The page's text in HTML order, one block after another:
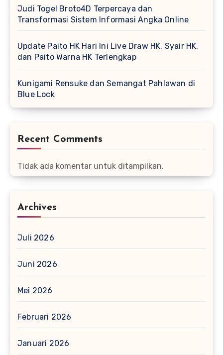
Judi Togel Broto4D Terpercaya dan
Transformasi Sistem Informasi Angka Online
Update Paito HK Hari Ini Live Draw HK, Syair HK,
dan Paito Warna HK Terlengkap
Kunigami Rensuke dan Semangat Pahlawan di
Blue Lock
Recent Comments
Tidak ada komentar untuk ditampilkan.
Archives
Juli 2026
Juni 2026
Mei 2026
Februari 2026
Januari 2026